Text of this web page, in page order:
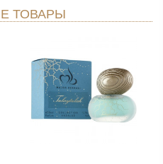
ТОВАРЫ